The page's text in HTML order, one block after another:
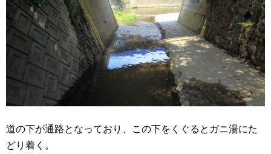
道の下が通路となっており、この下をくぐるとガニ湯にた
どり着く。